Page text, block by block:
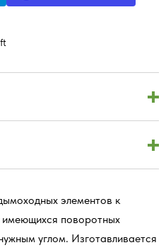
элементов к
имеющихся поворотных
углом. Изготавливается